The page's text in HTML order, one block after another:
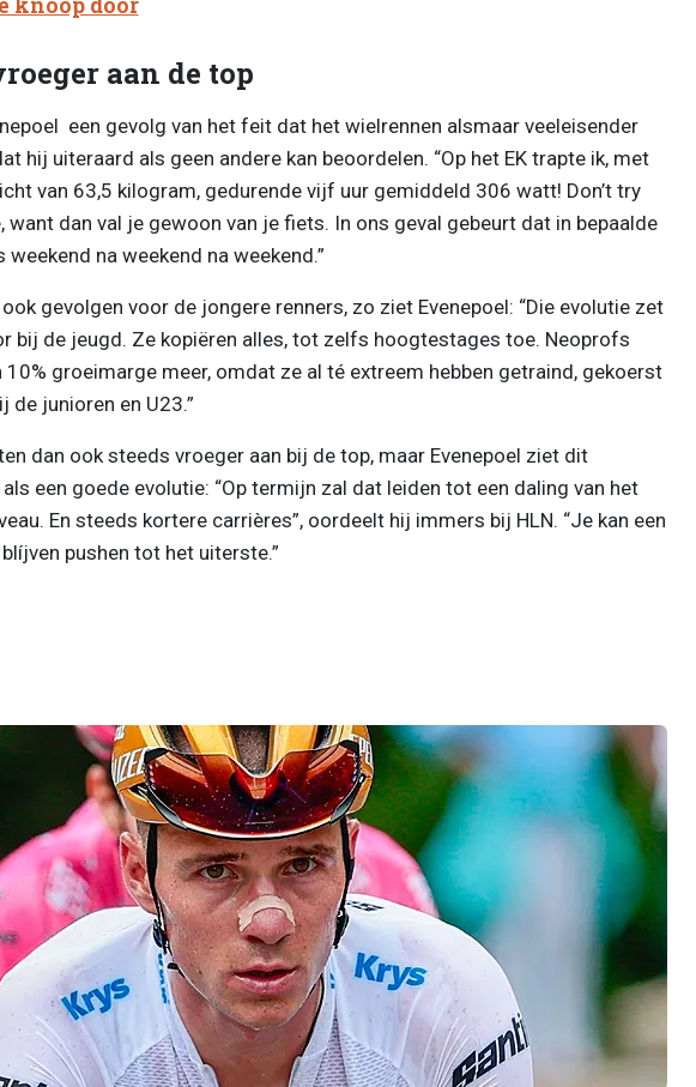
knoop door
aan de top
een gevolg van het feit dat het wielrennen alsmaar veeleisender
hij uiteraard als geen andere kan beoordelen. “Op het EK trapte ik, met
van 63,5 kilogram, gedurende vijf uur gemiddeld 306 watt! Don’t try
want dan val je gewoon van je fiets. In ons geval gebeurt dat in bepaalde
weekend na weekend na weekend.”
gevolgen voor de jongere renners, zo ziet Evenepoel: “Die evolutie zet
bij de jeugd. Ze kopiëren alles, tot zelfs hoogtestages toe. Neoprofs
10% groeimarge meer, omdat ze al té extreem hebben getraind, gekoerst
de junioren en U23.”
dan ook steeds vroeger aan bij de top, maar Evenepoel ziet dit
een goede evolutie: “Op termijn zal dat leiden tot een daling van het
En steeds kortere carrières”, oordeelt hij immers bij HLN. “Je kan een
pushen tot het uiterste.”